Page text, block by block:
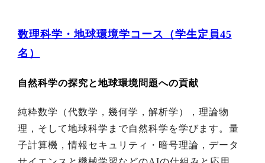
数理科学・地球環境学コース（学生定員45
名）
自然科学の探究と地球環境問題への貢献
純粋数学（代数学，幾何学，解析学），理論物
理，そして地球科学まで自然科学を学びます。量
子計算機，情報セキュリティ・暗号理論，データ